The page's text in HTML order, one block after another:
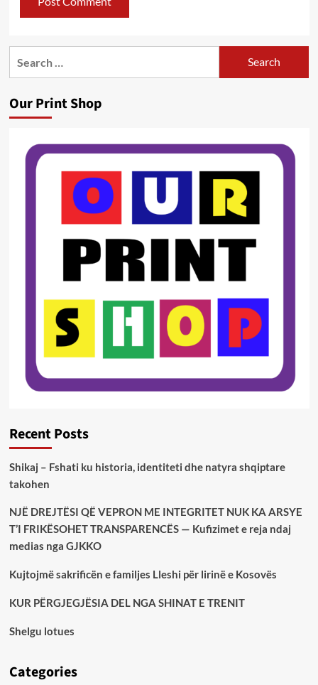
Our Print Shop
Recent Posts
Shikaj – Fshati ku historia, identiteti dhe natyra shqiptare
takohen
NJË DREJTËSI QË VEPRON ME INTEGRITET NUK KA ARSYE
T’I FRIKËSOHET TRANSPARENCËS — Kufizimet e reja ndaj
medias nga GJKKO
Kujtojmë sakrificën e familjes Lleshi për lirinë e Kosovës
KUR PËRGJEGJËSIA DEL NGA SHINAT E TRENIT
Shelgu lotues
Categories